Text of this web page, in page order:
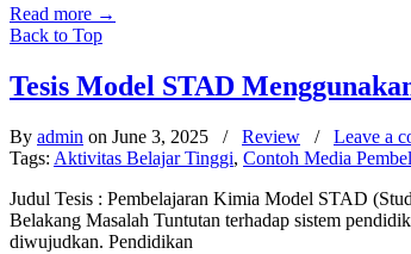
Read more →
Back to Top
Tesis Model STAD
By admin on June 3, 2025 / Review / Leave a
Tags: Aktivitas Belajar Tinggi, Contoh Media
Judul Tesis : Pembelajaran Kimia Model STAD
Belakang Masalah Tuntutan terhadap sistem
diwujudkan. Pendidikan